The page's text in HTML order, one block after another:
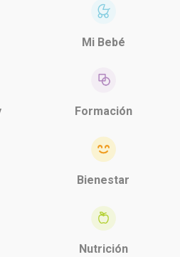
Mi Bebé
Formación
Bienestar
Nutrición